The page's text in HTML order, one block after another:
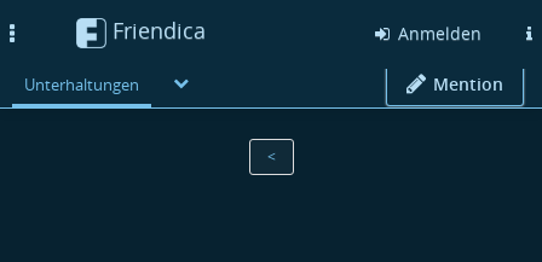
Friendica Anmelden
Unterhaltungen Mention
<